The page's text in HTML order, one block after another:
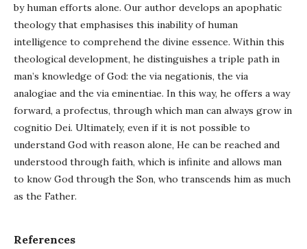
by human efforts alone. Our author develops an apophatic
theology that emphasises this inability of human
intelligence to comprehend the divine essence. Within this
theological development, he distinguishes a triple path in
man’s knowledge of God: the via negationis, the via
analogiae and the via eminentiae. In this way, he offers a way
forward, a profectus, through which man can always grow in
cognitio Dei. Ultimately, even if it is not possible to
understand God with reason alone, He can be reached and
understood through faith, which is infinite and allows man
to know God through the Son, who transcends him as much
as the Father.
References